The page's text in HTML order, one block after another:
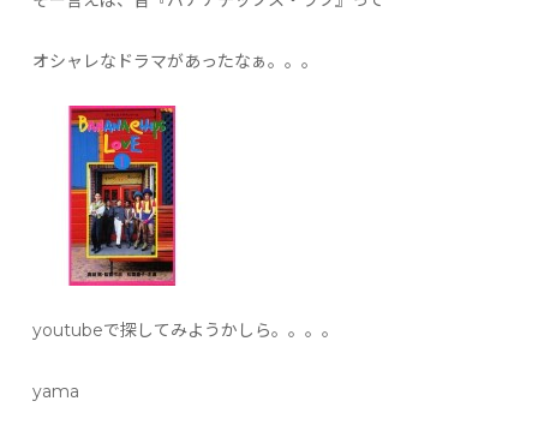
オシャレなドラマがあったなぁ。。。
youtubeで探してみようかしら。。。。
yama